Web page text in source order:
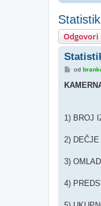
Odgovori
P
s
od
1) BROJ
2)
3)
4)